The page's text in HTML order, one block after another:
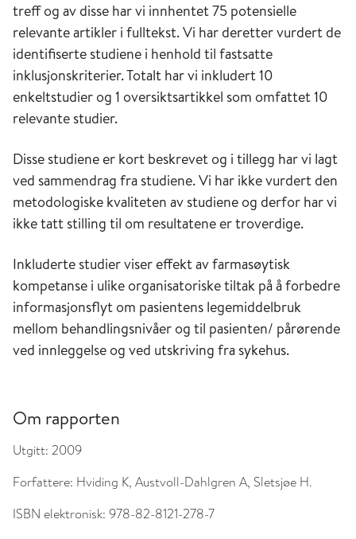
treff og av disse har vi innhentet 75 potensielle
relevante artikler i fulltekst. Vi har deretter vurdert de
identifiserte studiene i henhold til fastsatte
inklusjonskriterier. Totalt har vi inkludert 10
enkeltstudier og 1 oversiktsartikkel som omfattet 10
relevante studier.
Disse studiene er kort beskrevet og i tillegg har vi lagt
ved sammendrag fra studiene. Vi har ikke vurdert den
metodologiske kvaliteten av studiene og derfor har vi
ikke tatt stilling til om resultatene er troverdige.
Inkluderte studier viser effekt av farmasøytisk
kompetanse i ulike organisatoriske tiltak på å forbedre
informasjonsflyt om pasientens legemiddelbruk
mellom behandlingsnivåer og til pasienten/ pårørende
ved innleggelse og ved utskriving fra sykehus.
Om rapporten
Utgitt: 2009
Forfattere: Hviding K, Austvoll-Dahlgren A, Sletsjøe H.
ISBN elektronisk: 978-82-8121-278-7